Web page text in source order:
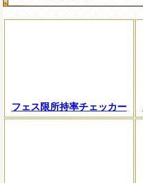
フェス限所持率チェッカー